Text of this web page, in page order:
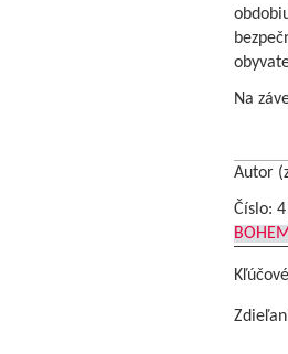
Na
Autor
Číslo: